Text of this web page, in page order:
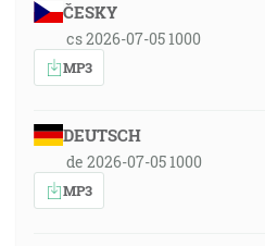
ČESKY
cs 2026-07-05 1000
MP3
DEUTSCH
de 2026-07-05 1000
MP3